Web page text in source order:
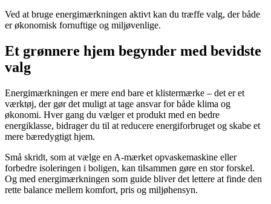
Ved at bruge energimærkningen aktivt kan du træffe valg, der både
er økonomisk fornuftige og miljøvenlige.
Et grønnere hjem begynder med bevidste
valg
Energimærkningen er mere end bare et klistermærke – det er et
værktøj, der gør det muligt at tage ansvar for både klima og
økonomi. Hver gang du vælger et produkt med en bedre
energiklasse, bidrager du til at reducere energiforbruget og skabe et
mere bæredygtigt hjem.
Små skridt, som at vælge en A-mærket opvaskemaskine eller
forbedre isoleringen i boligen, kan tilsammen gøre en stor forskel.
Og med energimærkningen som guide bliver det lettere at finde den
rette balance mellem komfort, pris og miljøhensyn.